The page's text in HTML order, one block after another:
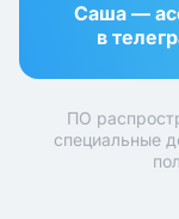
Саша —
в
ПО
специальные